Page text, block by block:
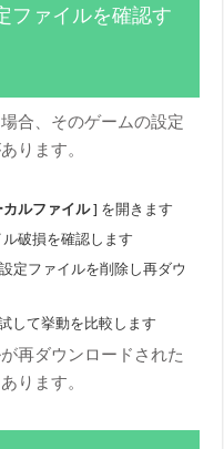
ファイルを確認す
合、そのゲームの設定
ります。
カルファイル] を開きます
破損を確認します
定ファイルを削除し再ダウ
して挙動を比較します
再ダウンロードされた
ります。